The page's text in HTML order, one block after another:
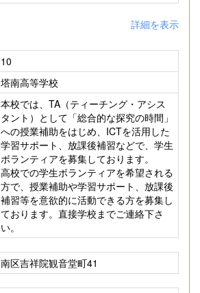
詳細を表示
10
塔南高等学校
本校では、TA（ティーチング・アシス
タント）として「総合的な探究の時間」
への授業補助をはじめ、ICTを活用した
学習サポート、放課後補習などで、学生
ボランティアを募集しております。
高校での学生ボランティアを希望される
方で、授業補助や学習サポート、放課後
補習等を意欲的に活動できる方を募集し
ております。直接学校までご連絡下さ
い。
南区吉祥院観音堂町41